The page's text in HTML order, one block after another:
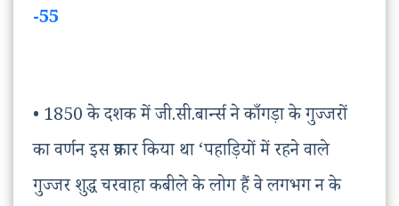
-55
• 1850 के दशक में जी.सी.बार्न्स ने काँगड़ा के गुज्जरों
का वर्णन इस प्रकार किया था ‘पहाड़ियों में रहने वाले
गुज्जर शुद्ध चरवाहा कबीले के लोग हैं वे लगभग न के